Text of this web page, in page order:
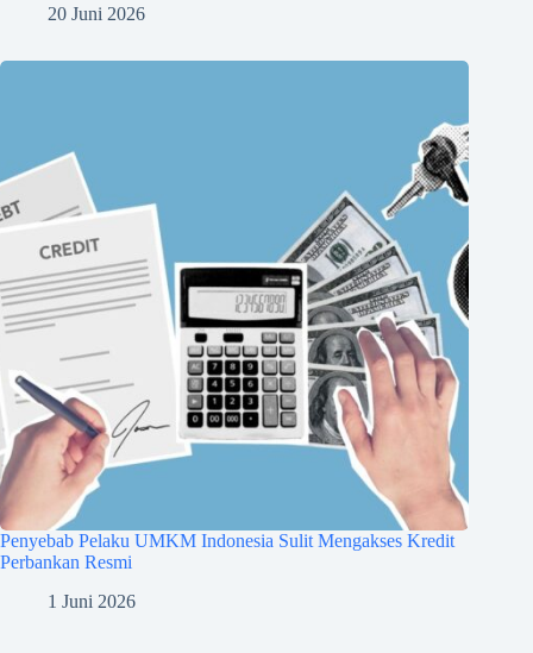
20 Juni 2026
Penyebab Pelaku UMKM Indonesia Sulit Mengakses Kredit
Perbankan Resmi
1 Juni 2026